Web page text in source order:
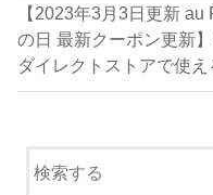
【2023年3月3日更新
の日 最新クーポン更新
ダイレクトストアで使